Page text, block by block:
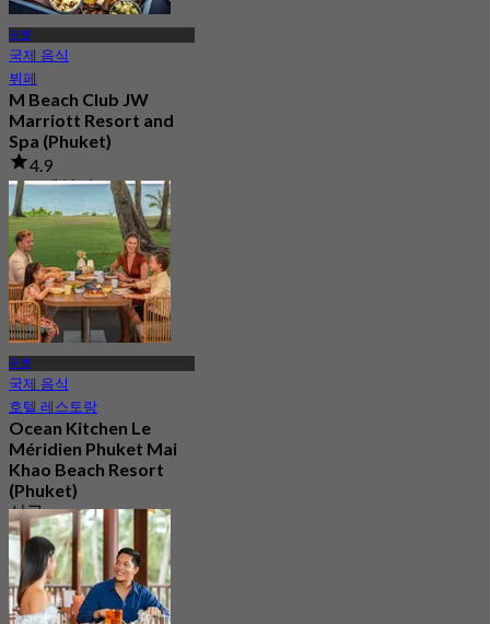
푸켓
국제 음식
뷔페
M Beach Club JW
Marriott Resort and
Spa (Phuket)
4.9
148 예약됨
에서฿ 795
푸켓
국제 음식
호텔 레스토랑
Ocean Kitchen Le
Méridien Phuket Mai
Khao Beach Resort
(Phuket)
신규
4.6
에서฿ 445